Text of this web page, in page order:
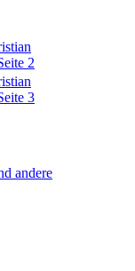
2
3
andere